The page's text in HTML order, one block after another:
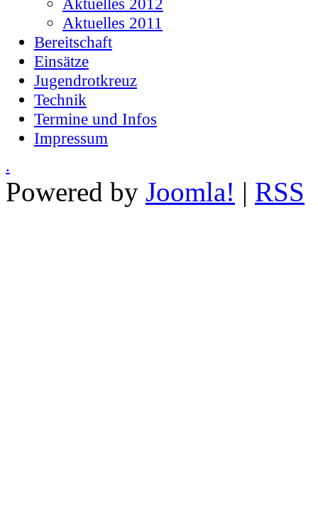
Aktuelles 2012
Aktuelles 2011
Bereitschaft
Einsätze
Jugendrotkreuz
Technik
Termine und Infos
Impressum
.
Powered by Joomla! | RSS